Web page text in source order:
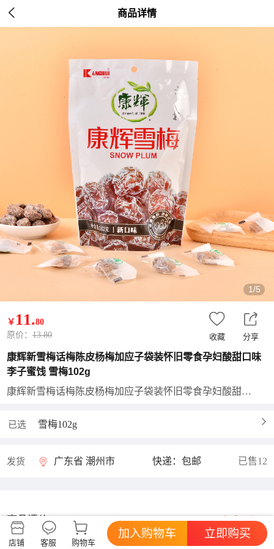
 商品详情
1/5
￥ 11.80
原价： 13.80 收藏 分享
康辉新雪梅话梅陈皮杨梅加应子袋装怀旧零食孕妇酸甜口味
李子蜜饯 雪梅102g
康辉新雪梅话梅陈皮杨梅加应子袋装怀旧零食孕妇酸甜口味李子蜜饯
已选 雪梅102g
发货 广东省 潮州市 快递：包邮 已售12
商品评价 好评率暂无 查看更多
店铺 客服 购物车
加入购物车 立即购买